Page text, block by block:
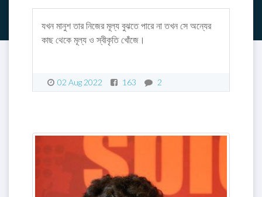
যখন মানুশ তার নিজের মূল্য বুঝতে পারে না তখন সে অন্যের
কাছ থেকে মূল্য ও স্বীকৃতি খোঁজে।
02 Aug 2022 163 2